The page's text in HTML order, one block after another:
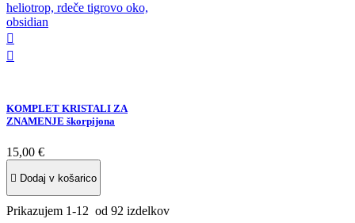


KOMPLET KRISTALI ZA
ZNAMENJE škorpijona
15,00 €
 Dodaj v košarico
Prikazujem 1-12 od 92 izdelkov